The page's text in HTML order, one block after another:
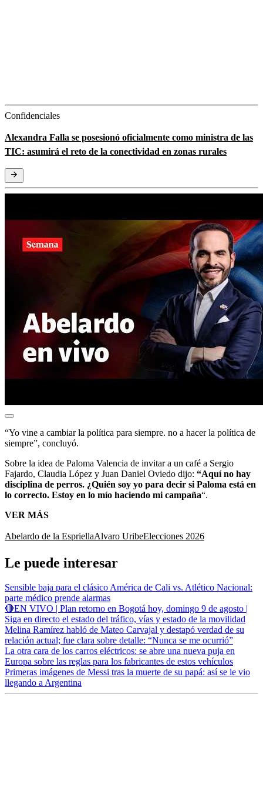
Confidenciales
Alexandra Falla se posesionó oficialmente como ministra de las
TIC: asumirá el reto de la conectividad en zonas rurales
“Yo vine a cambiar la política para siempre. no a hacer la política de
siempre”, concluyó.
Sobre la idea de Paloma Valencia de invitar a un café a Sergio
Fajardo, Claudia López y Juan Daniel Oviedo dijo: “Aquí no hay
disciplina de perros. ¿Quién soy yo para decir si Paloma está en
lo correcto. Estoy en lo mío haciendo mi campaña“.
VER MÁS
Abelardo de la EspriellaAlvaro UribeElecciones 2026
Le puede interesar
Sensible baja para el clásico América de Cali vs. Atlético Nacional:
parte médico prende alarmas
🔴EN VIVO | Plan retorno en Bogotá hoy, domingo 9 de agosto |
Siga en directo el estado del tráfico, vías y estado de la movilidad
Melina Ramírez habló de Mateo Carvajal y destapó verdad de su
relación actual; fue clara sobre detalle: “Nunca se me ocurrió”
La otra cara de los carros eléctricos: se abre una nueva puja en
Europa sobre las reglas para los fabricantes de estos vehículos
Primeras imágenes de Messi tras la muerte de su papá: así se le vio
llegando a Argentina